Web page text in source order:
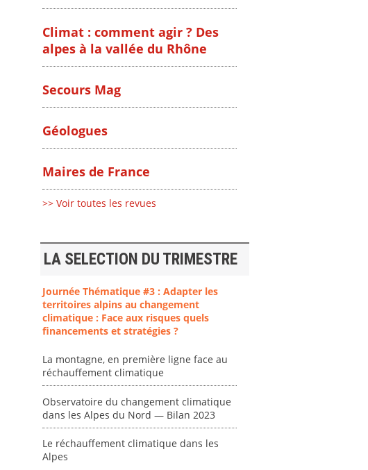
"Changement
climatique en
connaissances en
[ Ressource électronique ]
"Plan ministériel
de gestion des
vagues de
chaleur."
[ Ressource électronique ]
climatiques
système financier
Climat : comment agir ? Des
alpes à la vallée du Rhône
Secours Mag
Géologues
Maires de France
>> Voir toutes les revues
LA SELECTION DU TRIMESTRE
Journée Thématique #3 : Adapter les
territoires alpins au changement
climatique : Face aux risques quels
financements et stratégies ?
La montagne, en première ligne face au
réchauffement climatique
Observatoire du changement climatique
dans les Alpes du Nord — Bilan 2023
Le réchauffement climatique dans les
Alpes